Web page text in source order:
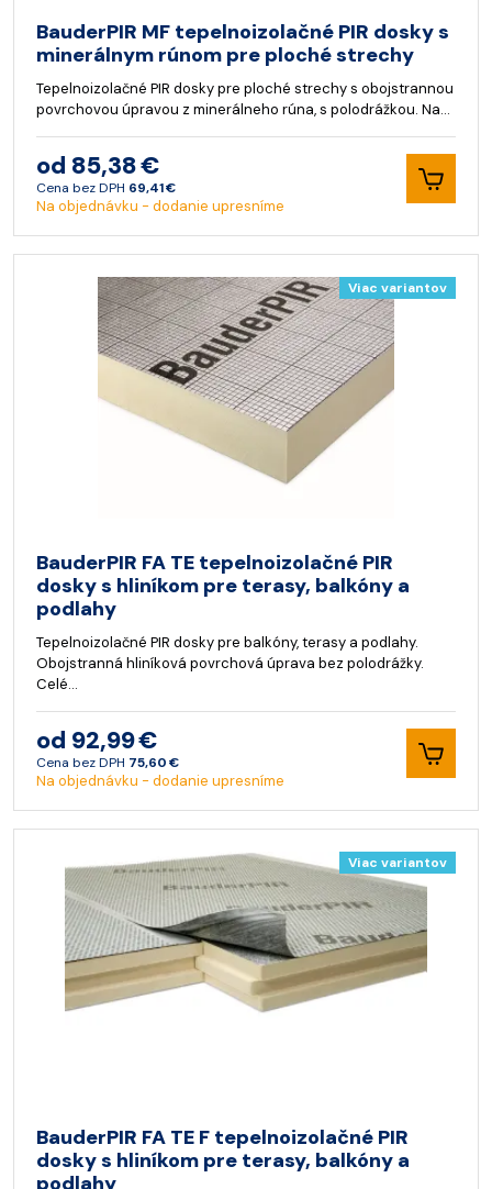
BauderPIR MF tepelnoizolačné PIR dosky s
minerálnym rúnom pre ploché strechy
Tepelnoizolačné PIR dosky pre ploché strechy s obojstrannou
povrchovou úpravou z minerálneho rúna, s polodrážkou. Na…
od 85,38 €
Cena bez DPH 69,41 €
Na objednávku - dodanie upresníme
Viac variantov
BauderPIR FA TE tepelnoizolačné PIR
dosky s hliníkom pre terasy, balkóny a
podlahy
Tepelnoizolačné PIR dosky pre balkóny, terasy a podlahy.
Obojstranná hliníková povrchová úprava bez polodrážky.
Celé…
od 92,99 €
Cena bez DPH 75,60 €
Na objednávku - dodanie upresníme
Viac variantov
BauderPIR FA TE F tepelnoizolačné PIR
dosky s hliníkom pre terasy, balkóny a
podlahy